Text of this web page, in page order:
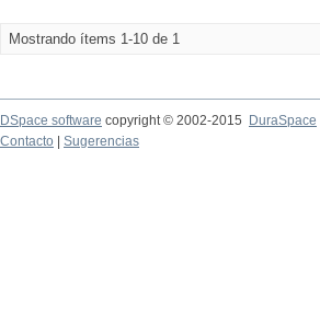
Mostrando ítems 1-10 de 1
DSpace software copyright © 2002-2015
DuraSpace
Contacto
Sugerencias